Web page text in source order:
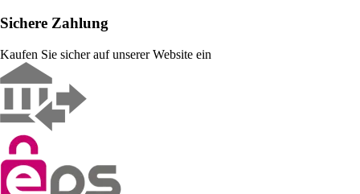
Sichere Zahlung
Kaufen Sie sicher auf unserer Website ein